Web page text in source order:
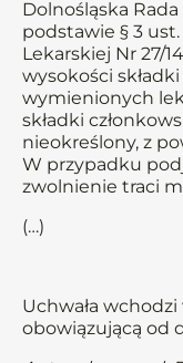
Dolnośląska
podstawie § 3 ust.
Lekarskiej Nr 27/
wysokości
wymienionych
składki
nieokreślony, z
W przypadku
zwolnienie traci
(…)
Uchwała
obowiązującą od